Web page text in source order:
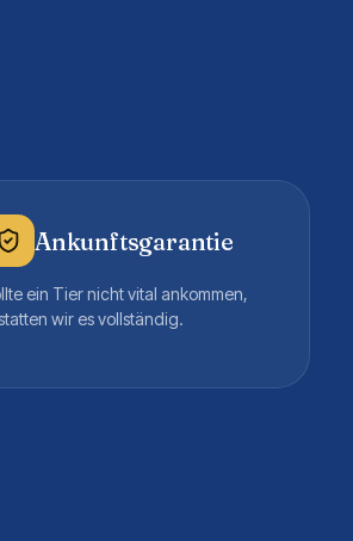
Ankunftsgarantie
ein Tier nicht vital ankommen,
wir es vollständig.